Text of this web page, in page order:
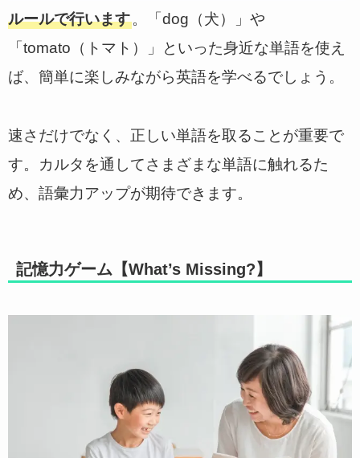
ルールで行います。「dog（犬）」や
「tomato（トマト）」といった身近な単語を使え
ば、簡単に楽しみながら英語を学べるでしょう。
速さだけでなく、正しい単語を取ることが重要で
す。カルタを通してさまざまな単語に触れるた
め、語彙力アップが期待できます。
記憶力ゲーム【What’s Missing?】